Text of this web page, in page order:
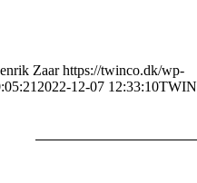
Zaar https://twinco.dk/wp-
2022-12-07 12:33:10TWIN